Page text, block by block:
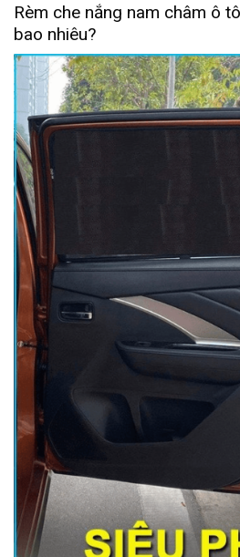
Rèm che nắng nam châm ô
bao nhiêu?